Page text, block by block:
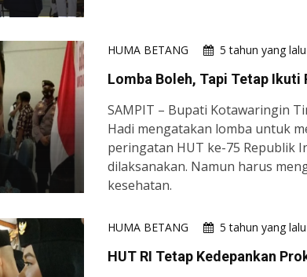
HUMA BETANG 5 tahun yang lalu
Lomba Boleh, Tapi Tetap Ikuti
SAMPIT – Bupati Kotawaringin
Hadi mengatakan lomba untuk
peringatan HUT ke-75 Republik
dilaksanakan. Namun harus
kesehatan.
HUMA BETANG 5 tahun yang lalu
HUT RI Tetap Kedepankan